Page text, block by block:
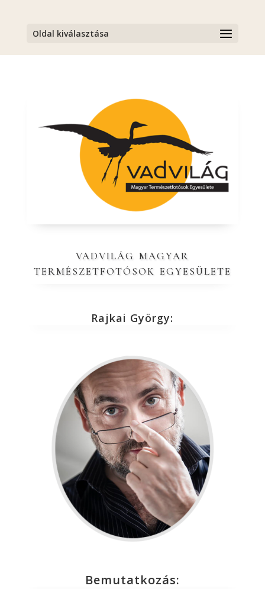
Oldal kiválasztása
vadvilág magyar
természetfotósok egyesülete
Rajkai György:
Bemutatkozás: